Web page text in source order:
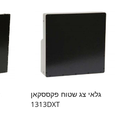
גלאי צג שטוח פקססקאן
1313DXT